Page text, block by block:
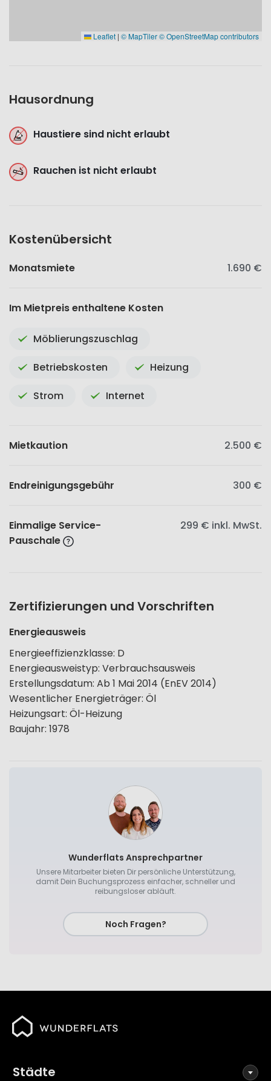
Leaflet | © MapTiler© OpenStreetMap contributors
Hausordnung
Haustiere sind nicht erlaubt
Rauchen ist nicht erlaubt
Kostenübersicht
Monatsmiete 1.690 €
Im Mietpreis enthaltene Kosten
Möblierungszuschlag
Betriebskosten Heizung
Strom Internet
Mietkaution 2.500 €
Endreinigungsgebühr 300 €
Einmalige Service-
Pauschale
299 € inkl. MwSt.
Zertifizierungen und Vorschriften
Energieausweis
Energieeffizienzklasse: D
Energieausweistyp: Verbrauchsausweis
Erstellungsdatum: Ab 1 Mai 2014 (EnEV 2014)
Wesentlicher Energieträger: Öl
Heizungsart: Öl-Heizung
Baujahr: 1978
Wunderflats Ansprechpartner
Unsere Mitarbeiter bieten Dir persönliche Unterstützung,
damit Dein Buchungsprozess einfacher, schneller und
reibungsloser abläuft.
Noch Fragen?
Städte